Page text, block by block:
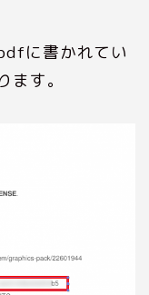
に書かれてい
す。